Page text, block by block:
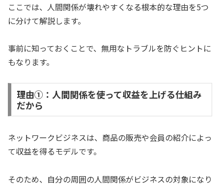
ここでは、人間関係が壊れやすくなる根本的な理由を5つ
に分けて解説します。
事前に知っておくことで、無用なトラブルを防ぐヒントに
もなります。
理由①：人間関係を使って収益を上げる仕組み
だから
ネットワークビジネスは、商品の販売や会員の紹介によっ
て収益を得るモデルです。
そのため、自分の周囲の人間関係がビジネスの対象になり